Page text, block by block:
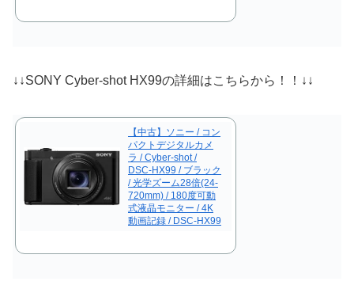
↓↓SONY Cyber-shot HX99の詳細はこちらから！！↓↓
【中古】ソニー / コン
パクトデジタルカメ
ラ / Cyber-shot /
DSC-HX99 / ブラック
/ 光学ズーム28倍(24-
720mm) / 180度可動
式液晶モニター / 4K
動画記録 / DSC-HX99